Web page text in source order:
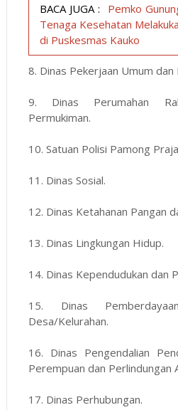
BACA JUGA :
Pemko
Tenaga Kesehatan
di Puskesmas Kauko
8. Dinas Pekerjaan Umum dan
9. Dinas Perumahan
Permukiman.
10. Satuan Polisi Pamong
11. Dinas Sosial.
12. Dinas Ketahanan Pangan
13. Dinas Lingkungan Hidup.
14. Dinas Kependudukan dan
15. Dinas
Desa/Kelurahan.
16. Dinas Pengendalian
Perempuan dan Perlindungan
17. Dinas Perhubungan.